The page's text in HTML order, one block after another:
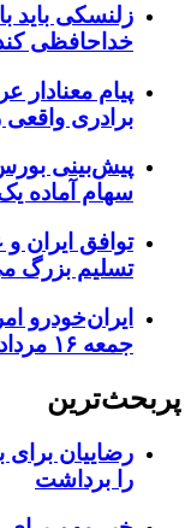
زلنسکی باید
خداحافظی
پیام معنادار
برادری واقعی
سهام آماده
توافق ایران
تسلیم بزرگ
ایران‌خودرو
جمعه ۱۶ مرداد ۱۴۰۵
پربحث‌ترین
رضاییان
را برداشت